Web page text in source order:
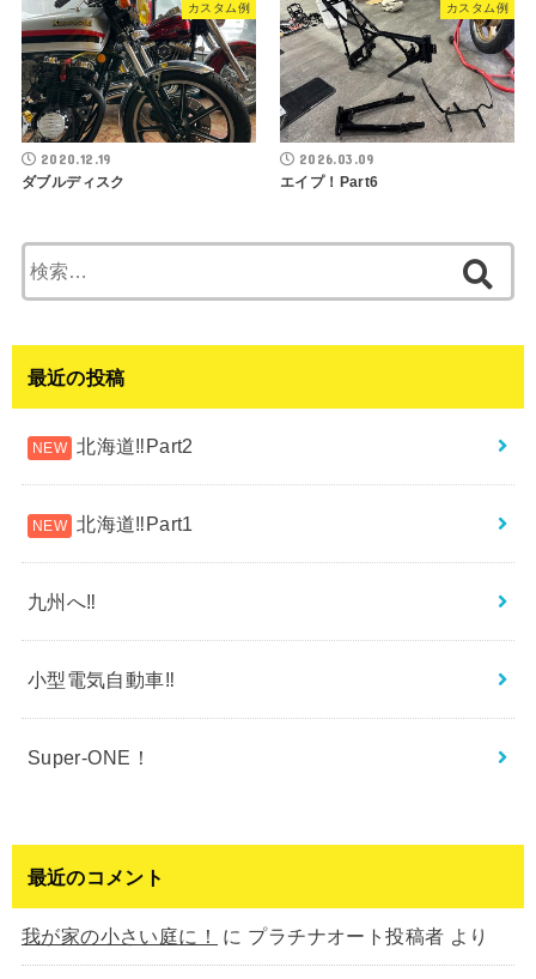
カスタム例
2020.12.19
ダブルディスク
カスタム例
2026.03.09
エイプ！Part6
索:
最近の投稿
北海道‼︎Part2
北海道‼︎Part1
九州へ‼︎
小型電気自動車‼︎
Super-ONE！
最近のコメント
我が家の小さい庭に！ に プラチナオート投稿者 より